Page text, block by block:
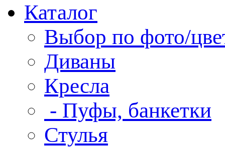
Каталог
Выбор по фото/
Диваны
Кресла
- Пуфы, банкетки
Стулья